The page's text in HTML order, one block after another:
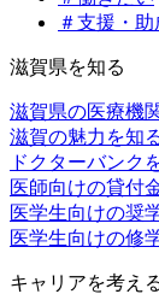
＃支援・
滋賀県を知る
滋賀県の医療機
滋賀の魅力を知
ドクターバンク
医師向けの貸付
医学生向けの奨
医学生向けの修
キャリアを考え